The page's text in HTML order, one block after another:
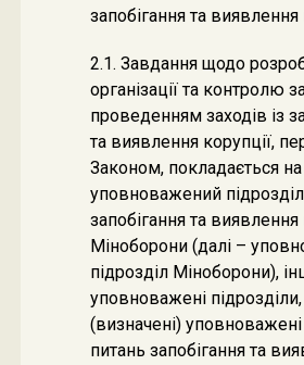
запобігання та виявлення
2.1. Завдання щодо
організації та контролю
проведенням заходів із
та виявлення корупції,
Законом, покладається на
уповноважений
запобігання та виявлення
Міноборони (далі –
підрозділ Міноборони),
уповноважені
(визначені)
питань запобігання та